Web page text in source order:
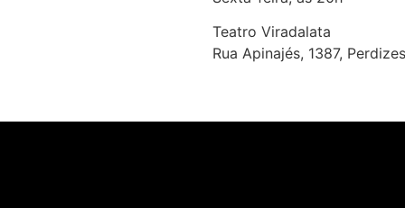
Teatro Viradalata
Rua Apinajés, 1387,